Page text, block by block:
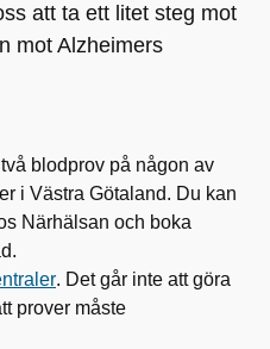
att ta ett litet steg mot
mot Alzheimers
blodprov på någon av
i Västra Götaland. Du kan
Närhälsan och boka
. Det går inte att göra
prover måste